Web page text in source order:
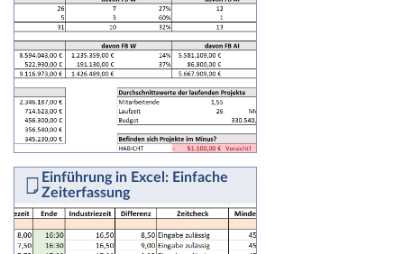
Einführung in Excel: Einfache
Zeiterfassung